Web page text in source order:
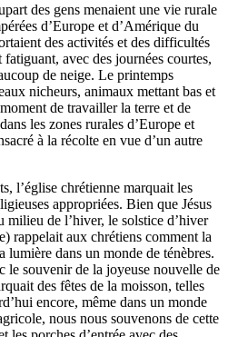
des gens menaient une vie rurale
d’Europe et d’Amérique du
des activités et des difficultés
avec des journées courtes,
de neige. Le printemps
nicheurs, animaux mettant bas et
de travailler la terre et de
les zones rurales d’Europe et
à la récolte en vue d’un autre
l’église chrétienne marquait les
appropriées. Bien que Jésus
milieu de l’hiver, le solstice d’hiver
rappelait aux chrétiens comment la
lumière dans un monde de ténèbres.
le souvenir de la joyeuse nouvelle de
des fêtes de la moisson, telles
encore, même dans un monde
nous nous souvenons de cette